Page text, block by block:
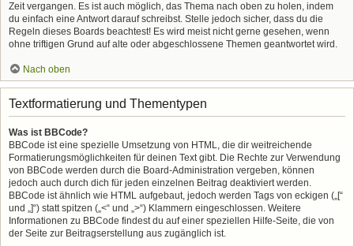
Zeit vergangen. Es ist auch möglich, das Thema nach oben zu holen, indem
du einfach eine Antwort darauf schreibst. Stelle jedoch sicher, dass du die
Regeln dieses Boards beachtest! Es wird meist nicht gerne gesehen, wenn
ohne triftigen Grund auf alte oder abgeschlossene Themen geantwortet wird.
Nach oben
Textformatierung und Thementypen
Was ist BBCode?
BBCode ist eine spezielle Umsetzung von HTML, die dir weitreichende
Formatierungsmöglichkeiten für deinen Text gibt. Die Rechte zur Verwendung
von BBCode werden durch die Board-Administration vergeben, können
jedoch auch durch dich für jeden einzelnen Beitrag deaktiviert werden.
BBCode ist ähnlich wie HTML aufgebaut, jedoch werden Tags von eckigen („[“
und „]“) statt spitzen („<“ und „>“) Klammern eingeschlossen. Weitere
Informationen zu BBCode findest du auf einer speziellen Hilfe-Seite, die von
der Seite zur Beitragserstellung aus zugänglich ist.